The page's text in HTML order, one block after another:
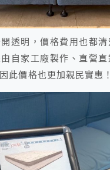
透明，價格費用也都
自家工廠製作、直營
此價格也更加親民實惠！